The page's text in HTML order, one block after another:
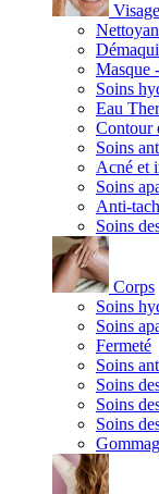
Visage
Masque
Soins
Eau
Contour
Soins
Acné et
Soins
Anti-
Soins
Corps
Soins
Soins
Fermeté
Soins
Soins
Soins
Soins